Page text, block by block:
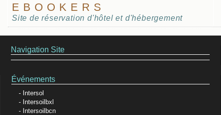
EBOOKERS
Site de réservation d'hôtel et d'hébergement
Navigation Site
Événements
Intersol
Intersoilbxl
Intersoilbcn